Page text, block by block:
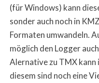
(für Windows) kann
sonder auch noch in
Formaten umwandeln.
möglich den Logger
Alernative zu TMX kann
diesem sind noch eine